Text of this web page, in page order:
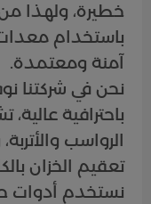
خطيرة، ولهذا
باستخدام
آمنة ومعتمدة.
نحن في شركتنا
باحترافية عالية،
الرواسب
تعقيم الخزان
نستخدم أدوات